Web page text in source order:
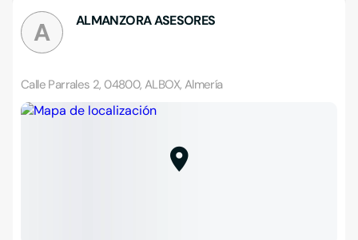
A ALMANZORA ASESORES
Calle Parrales 2, 04800, ALBOX, Almería